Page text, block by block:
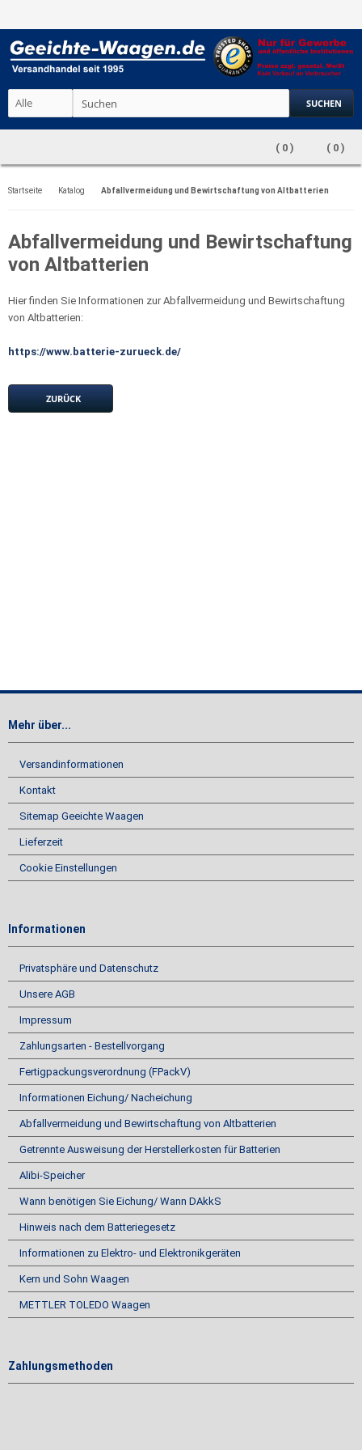
SUCHEN
( 0 )
( 0 )
Startseite Katalog Abfallvermeidung und Bewirtschaftung von Altbatterien
Abfallvermeidung und Bewirtschaftung
von Altbatterien
Hier finden Sie Informationen zur Abfallvermeidung und Bewirtschaftung
von Altbatterien:
https://www.batterie-zurueck.de/
ZURÜCK
Mehr über...
Versandinformationen
Kontakt
Sitemap Geeichte Waagen
Lieferzeit
Cookie Einstellungen
Informationen
Privatsphäre und Datenschutz
Unsere AGB
Impressum
Zahlungsarten - Bestellvorgang
Fertigpackungsverordnung (FPackV)
Informationen Eichung/ Nacheichung
Abfallvermeidung und Bewirtschaftung von Altbatterien
Getrennte Ausweisung der Herstellerkosten für Batterien
Alibi-Speicher
Wann benötigen Sie Eichung/ Wann DAkkS
Hinweis nach dem Batteriegesetz
Informationen zu Elektro- und Elektronikgeräten
Kern und Sohn Waagen
METTLER TOLEDO Waagen
Zahlungsmethoden